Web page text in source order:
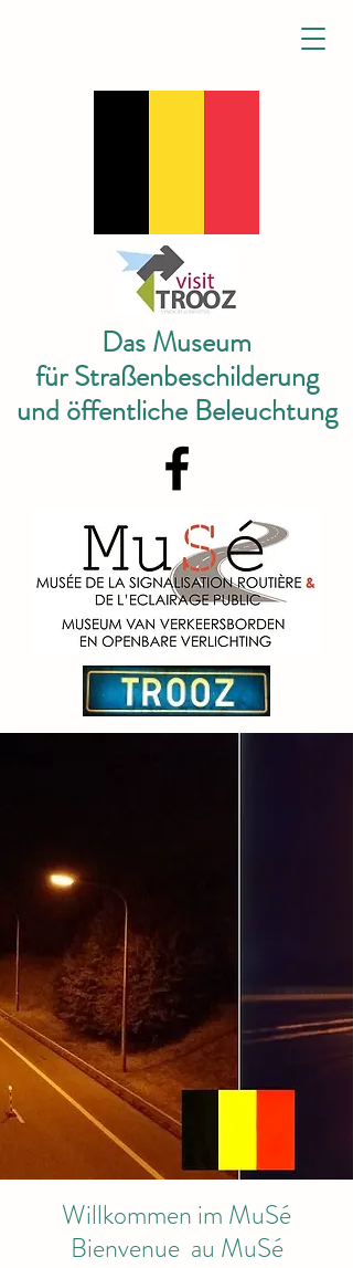
Das Museum
für Straßenbeschilderung
und öffentliche Beleuchtung
Willkommen im MuSé
Bienvenue au MuSé